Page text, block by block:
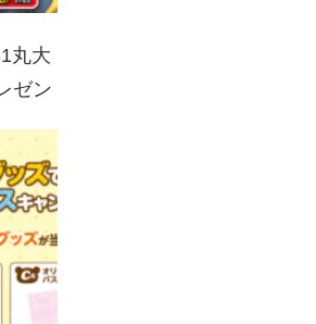
丸大
ゼン